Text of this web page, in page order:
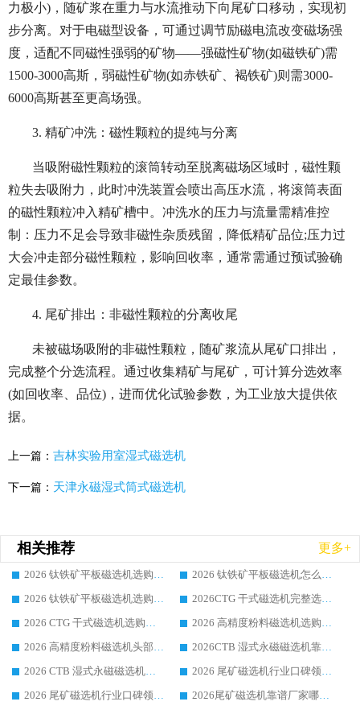
力极小)，随矿浆在重力与水流推动下向尾矿口移动，实现初
步分离。对于电磁型设备，可通过调节励磁电流改变磁场强
度，适配不同磁性强弱的矿物——强磁性矿物(如磁铁矿)需
1500-3000高斯，弱磁性矿物(如赤铁矿、褐铁矿)则需3000-
6000高斯甚至更高场强。
3. 精矿冲洗：磁性颗粒的提纯与分离
当吸附磁性颗粒的滚筒转动至脱离磁场区域时，磁性颗
粒失去吸附力，此时冲洗装置会喷出高压水流，将滚筒表面
的磁性颗粒冲入精矿槽中。冲洗水的压力与流量需精准控
制：压力不足会导致非磁性杂质残留，降低精矿品位;压力过
大会冲走部分磁性颗粒，影响回收率，通常需通过预试验确
定最佳参数。
4. 尾矿排出：非磁性颗粒的分离收尾
未被磁场吸附的非磁性颗粒，随矿浆流从尾矿口排出，
完成整个分选流程。通过收集精矿与尾矿，可计算分选效率
(如回收率、品位)，进而优化试验参数，为工业放大提供依
据。
上一篇： 吉林实验用室湿式磁选机
下一篇： 天津永磁湿式筒式磁选机
相关推荐 更多+
2026 钛铁矿平板磁选机选购全攻略 市场公认优质品牌厂家实力排行榜
2026 钛铁矿平板磁选机怎么选 靠谱生产企业实力排行榜选购参考攻略
2026 钛铁矿平板磁选机选购指南 行业口碑优选品牌生产企业实力排行榜
2026CTG 干式磁选机完整选购指南 行业口碑顶尖靠谱生产龙头厂家实力推荐
2026 CTG 干式磁选机选购指南|行业口碑靠谱生产厂家领域强者推荐
2026 高精度粉料磁选机选购全攻略 行业优质品牌华体会手机网页版-华体会(中国) 实力深度解析
2026 高精度粉料磁选机头部厂家选购指南 行业口碑靠谱品牌推荐 领域强者华体会手机网页版-华体会(中国) 解析
2026CTB 湿式永磁磁选机靠谱厂家实力排行榜 铁矿选矿设备采购全流程选购指南
2026 CTB 湿式永磁磁选机选购指南|行业口碑良好品牌推荐，领域强者华体会手机网页版-华体会(中国)
2026 尾矿磁选机行业口碑领域强者，源头直供国内主流厂家华体会手机网页版-华体会(中国) 一站式服务
2026 尾矿磁选机行业口碑领域强者，源头直供国内主流厂家华体会手机网页版-华体会(中国) 一站式服务
2026尾矿磁选机靠谱厂家哪家好 行业口碑领域强者华体会手机网页版-华体会(中国) 推荐